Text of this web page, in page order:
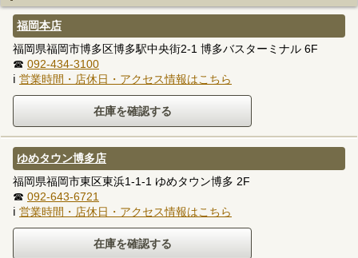
福岡本店
福岡県福岡市博多区博多駅中央街2-1 博多バスターミナル 6F
☎ 092-434-3100
ℹ 営業時間・店休日・アクセス情報はこちら
ゆめタウン博多店
福岡県福岡市東区東浜1-1-1 ゆめタウン博多 2F
☎ 092-643-6721
ℹ 営業時間・店休日・アクセス情報はこちら